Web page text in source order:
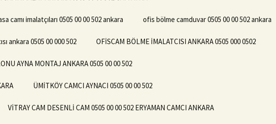
camı imalatçıları 0505 00 00 502 ankara ofis bölme camduvar 0505 00 00 502 ankara
ankara 0505 00 000 502 OFİSCAM BÖLME İMALATCISI ANKARA 0505 000 0502
AYNA MONTAJ ANKARA 0505 00 00 502
ÜMİTKÖY CAMCI AYNACI 0505 00 00 502
VİTRAY CAM DESENLİ CAM 0505 00 00 502 ERYAMAN CAMCI ANKARA